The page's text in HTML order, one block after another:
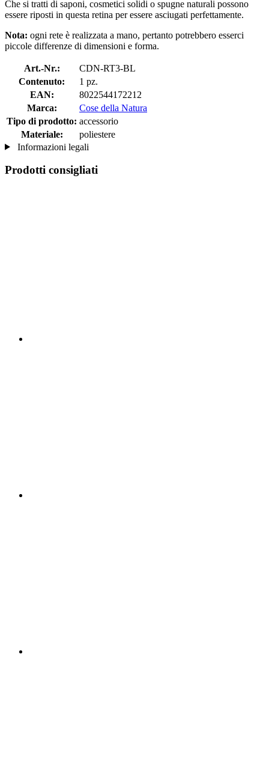
Che si tratti di saponi, cosmetici solidi o spugne naturali possono
essere riposti in questa retina per essere asciugati perfettamente.
Nota: ogni rete è realizzata a mano, pertanto potrebbero esserci
piccole differenze di dimensioni e forma.
Art.-Nr.:
CDN-RT3-BL
Contenuto:
1 pz.
EAN:
8022544172212
Marca:
Cose della Natura
Tipo di prodotto: accessorio
Materiale:
poliestere
Informazioni legali
Prodotti consigliati